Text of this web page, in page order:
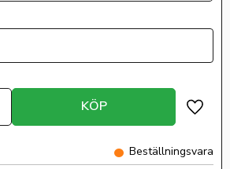
KÖP
Lägg
Beställningsvara